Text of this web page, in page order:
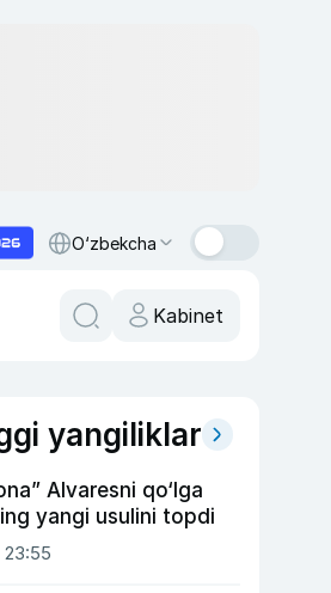
O‘zbekcha
Kabinet
yangiliklar
Alvaresni qo‘lga
yangi usulini topdi
23:55